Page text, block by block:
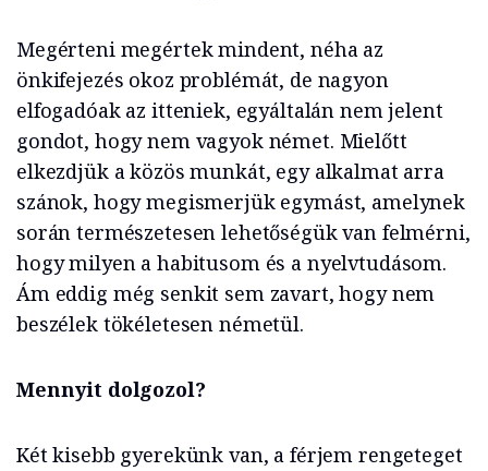
Megérteni megértek mindent, néha az
önkifejezés okoz problémát, de nagyon
elfogadóak az itteniek, egyáltalán nem jelent
gondot, hogy nem vagyok német. Mielőtt
elkezdjük a közös munkát, egy alkalmat arra
szánok, hogy megismerjük egymást, amelynek
során természetesen lehetőségük van felmérni,
hogy milyen a habitusom és a nyelvtudásom.
Ám eddig még senkit sem zavart, hogy nem
beszélek tökéletesen németül.
Mennyit dolgozol?
Két kisebb gyerekünk van, a férjem rengeteget